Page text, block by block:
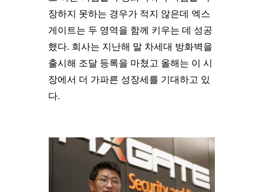
장하지 못하는 경우가 적지 않은데 엑스
게이트는 두 영역을 함께 키우는 데 성공
했다. 회사는 지난해 말 차세대 방화벽을
출시해 조달 등록을 마쳤고 올해는 이 시
장에서 더 가파른 성장세를 기대하고 있
다.